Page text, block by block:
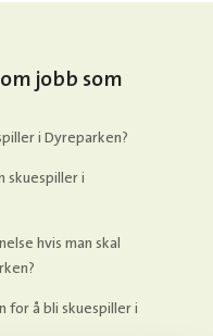
jobb som
i Dyreparken?
skuespiller i
hvis man skal
for å bli skuespiller i